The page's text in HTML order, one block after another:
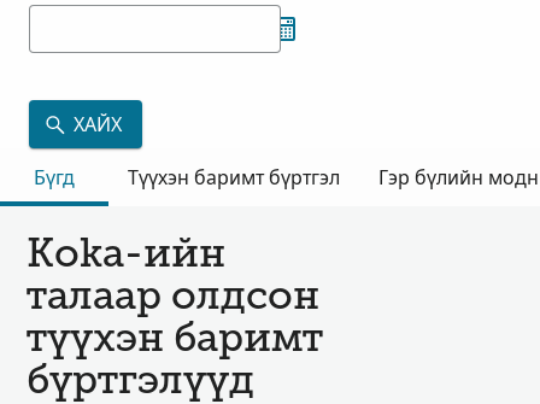
ХАЙХ
Бүгд
Түүхэн баримт бүртгэл Гэр бүлийн
Koka-ийн
талаар олдсон
түүхэн баримт
бүртгэлүүд